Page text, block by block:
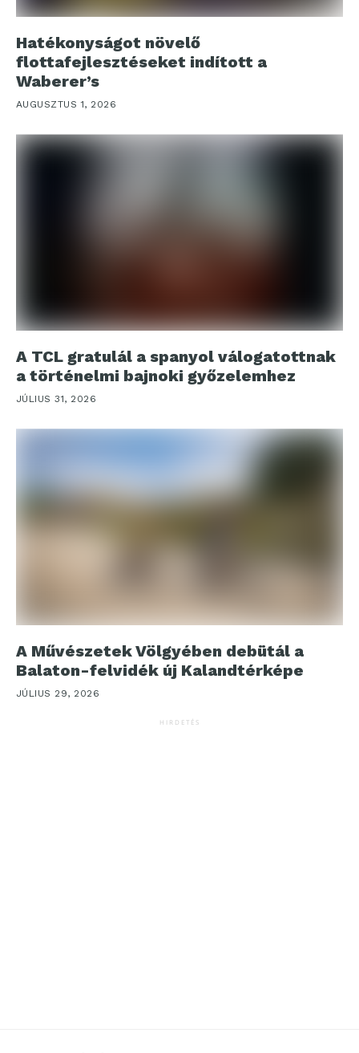
Hatékonyságot növelő
flottafejlesztéseket indított a
Waberer’s
AUGUSZTUS 1, 2026
A TCL gratulál a spanyol válogatottnak
a történelmi bajnoki győzelemhez
JÚLIUS 31, 2026
A Művészetek Völgyében debütál a
Balaton-felvidék új Kalandtérképe
JÚLIUS 29, 2026
HIRDETÉS